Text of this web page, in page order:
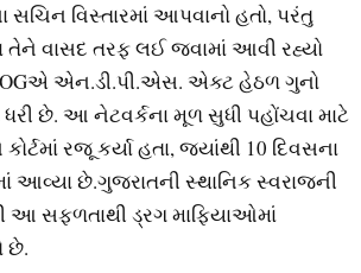
વિસ્તારમાં આપવાનો હતો, પરંતુ
તેને વાસદ તરફ લઈ જવામાં આવી રહ્યો
એન.ડી.પી.એસ. એક્ટ હેઠળ ગુનો
ધરી છે. આ નેટવર્કના મૂળ સુધી પહોંચવા માટે
રજૂ કર્યા હતા, જ્યાંથી 10 દિવસના
આવ્યા છે.ગુજરાતની સ્થાનિક સ્વરાજની
આ સફળતાથી ડ્રગ માફિયાઓમાં
છે.